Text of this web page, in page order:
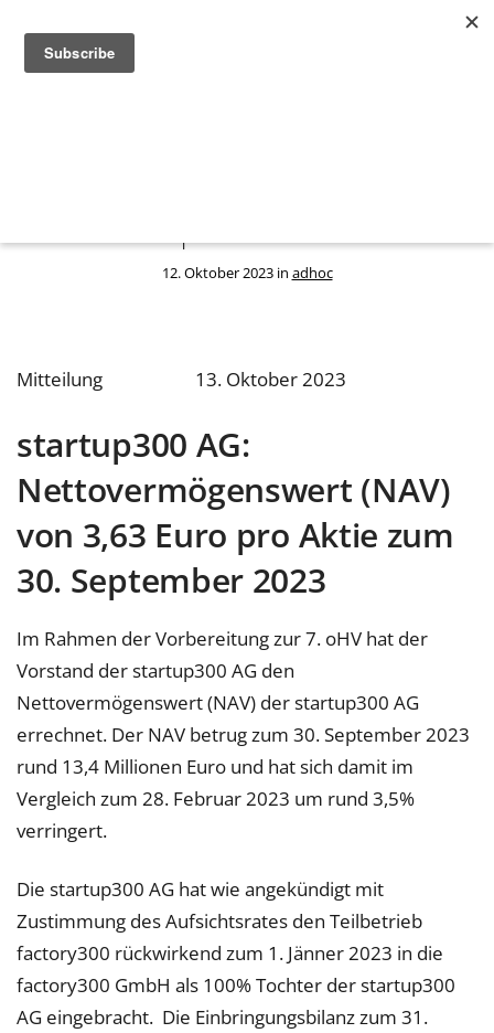
12. Oktober 2023 in adhoc
Mitteilung 13. Oktober 2023
startup300 AG:
Nettovermögenswert (NAV)
von 3,63 Euro pro Aktie zum
30. September 2023
Im Rahmen der Vorbereitung zur 7. oHV hat der
Vorstand der startup300 AG den
Nettovermögenswert (NAV) der startup300 AG
errechnet. Der NAV betrug zum 30. September 2023
rund 13,4 Millionen Euro und hat sich damit im
Vergleich zum 28. Februar 2023 um rund 3,5%
verringert.
Die startup300 AG hat wie angekündigt mit
Zustimmung des Aufsichtsrates den Teilbetrieb
factory300 rückwirkend zum 1. Jänner 2023 in die
factory300 GmbH als 100% Tochter der startup300
AG eingebracht. Die Einbringungsbilanz zum 31.